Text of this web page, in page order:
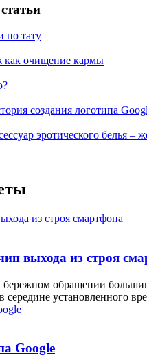
по тату
как очищение кармы
создания логотипа
эротического белья –
выхода из строя
обращении
установленного
Google